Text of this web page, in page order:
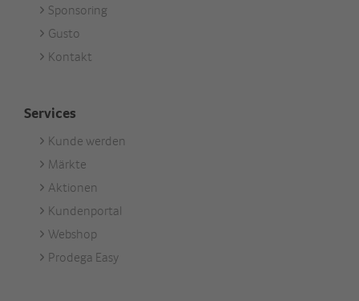
Sponsoring
Gusto
Kontakt
Services
Footer
Services
Kunde werden
Märkte
Aktionen
Kundenportal
Webshop
Prodega Easy